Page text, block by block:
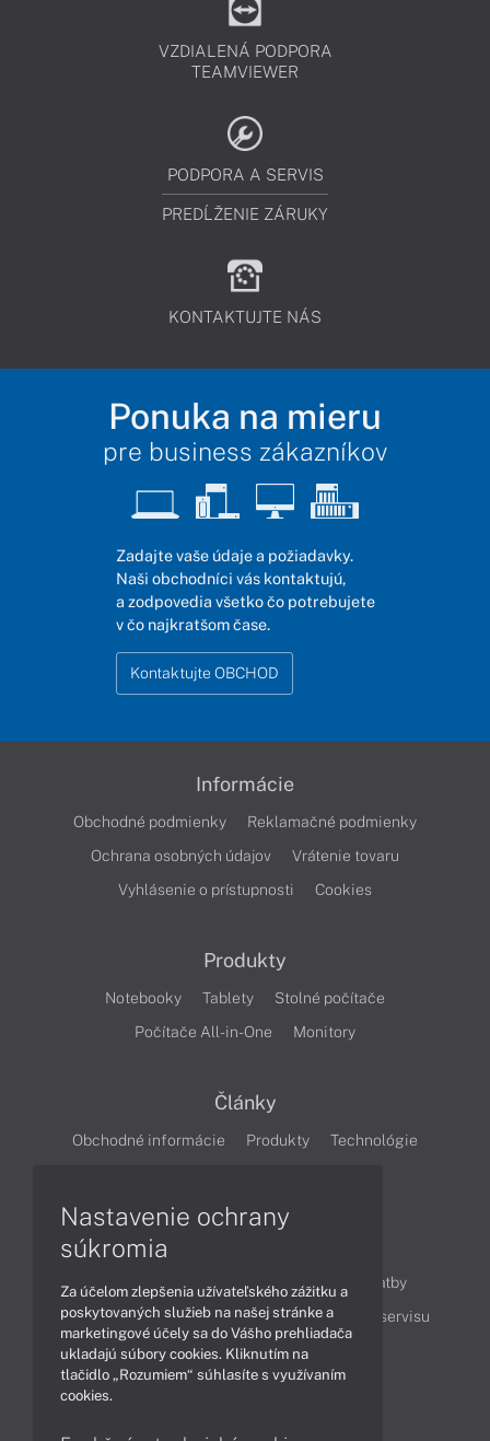
VZDIALENÁ PODPORA
TEAMVIEWER
PODPORA A SERVIS
PREDĹŽENIE ZÁRUKY
KONTAKTUJTE NÁS
Ponuka na mieru
pre business zákazníkov
Zadajte vaše údaje a požiadavky.
Naši obchodníci vás kontaktujú,
a zodpovedia všetko čo potrebujete
v čo najkratšom čase.
Kontaktujte OBCHOD
Informácie
Obchodné podmienky
Reklamačné podmienky
Ochrana osobných údajov
Vrátenie tovaru
Vyhlásenie o prístupnosti
Cookies
Produkty
Notebooky Tablety
Stolné počítače
Počítače All-in-One
Monitory
Články
Obchodné informácie Produkty
Technológie
Ako nakupovať
Možnosti doručenia a platby
Podpora a servis
Servisné služby Cenník servisu
Kontakty
Nastavenie ochrany
súkromia
Za účelom zlepšenia užívateľského zážitku a
poskytovaných služieb na našej stránke a
marketingové účely sa do Vášho prehliadača
ukladajú súbory cookies. Kliknutím na
tlačidlo „Rozumiem“ súhlasíte s využívaním
cookies.